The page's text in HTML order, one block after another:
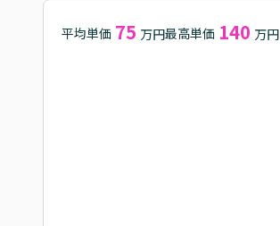
平均単価 75 万円最高単価 140 万円